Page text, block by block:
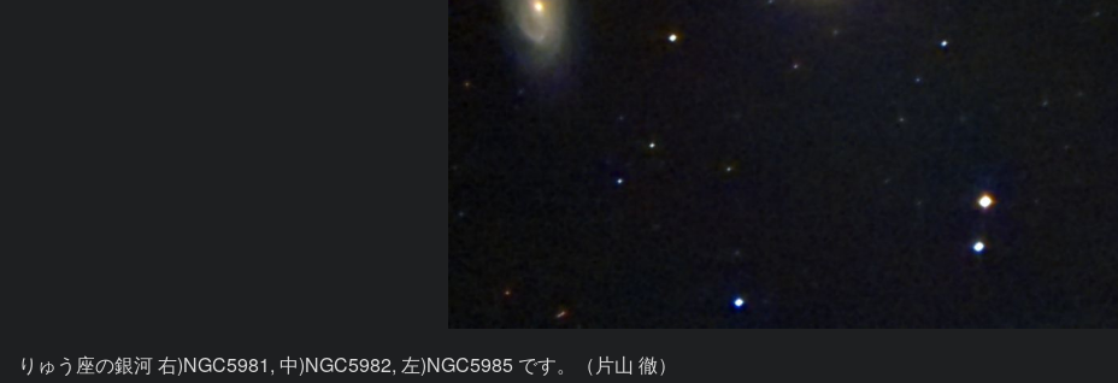
りゅう座の銀河 右)NGC5981, 中)NGC5982, 左)NGC5985 です。（片山 徹）